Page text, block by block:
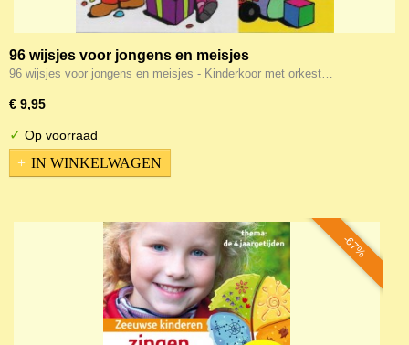
96 wijsjes voor jongens en meisjes
96 wijsjes voor jongens en meisjes - Kinderkoor met orkest…
€ 9,95
✓ Op voorraad
IN WINKELWAGEN
-67%